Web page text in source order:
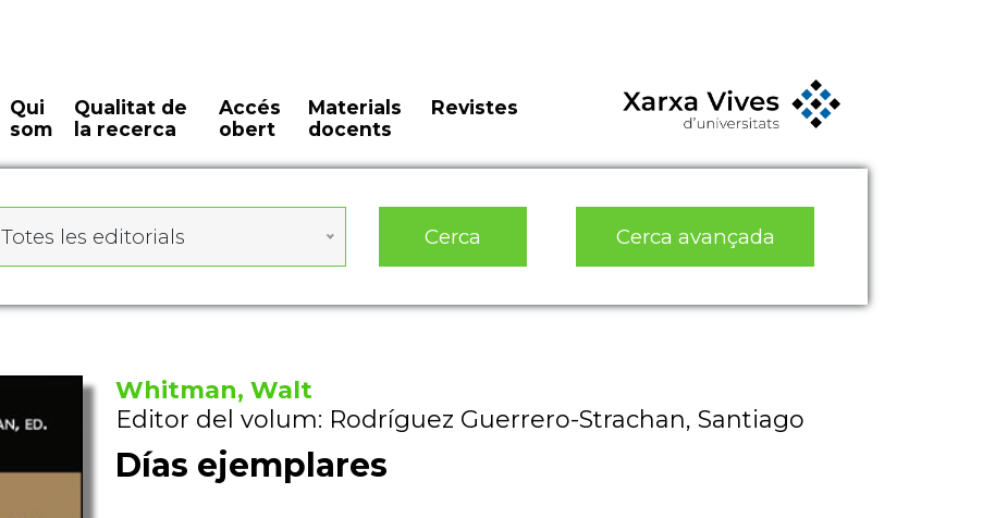
Qui
som
Qualitat de
la recerca
Accés
obert
Materials
docents
Revistes
Totes les editorials Cerca Cerca avançada
Whitman, Walt
Editor del volum: Rodríguez Guerrero-Strachan, Santiago
Días ejemplares